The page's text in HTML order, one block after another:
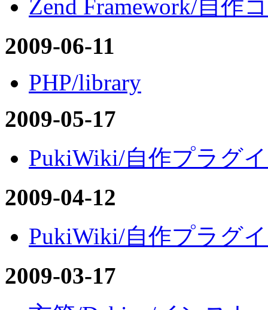
Zend Framework/自作
2009-06-11
PHP/library
2009-05-17
PukiWiki/自作プラグ
2009-04-12
PukiWiki/自作プラグ
2009-03-17